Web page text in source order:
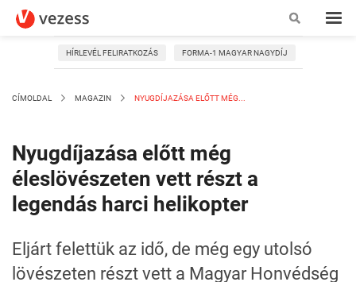
HÍRLEVÉL FELIRATKOZÁS FORMA-1 MAGYAR NAGYDÍJ
CÍMOLDAL MAGAZIN NYUGDÍJAZÁSA ELŐTT MÉG...
Nyugdíjazása előtt még
éleslövészeten vett részt a
legendás harci helikopter
Eljárt felettük az idő, de még egy utolsó
lövészeten részt vett a Magyar Honvédség